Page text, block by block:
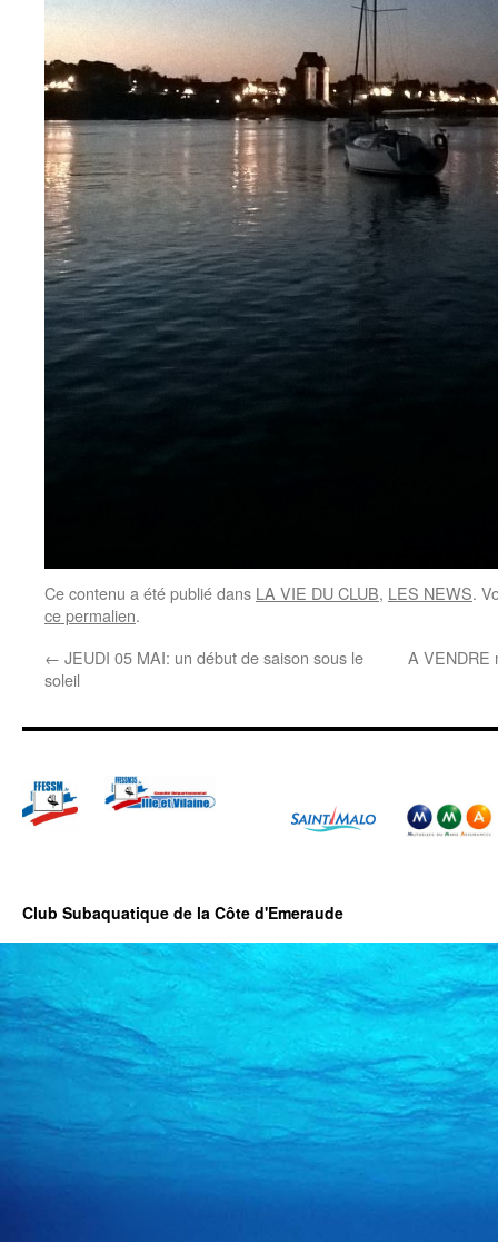
Ce contenu a été publié dans LA VIE DU CLUB, LES NEWS.
ce permalien.
← JEUDI 05 MAI: un début de saison sous le
soleil
A VENDRE
Club Subaquatique de la Côte d'Emeraude